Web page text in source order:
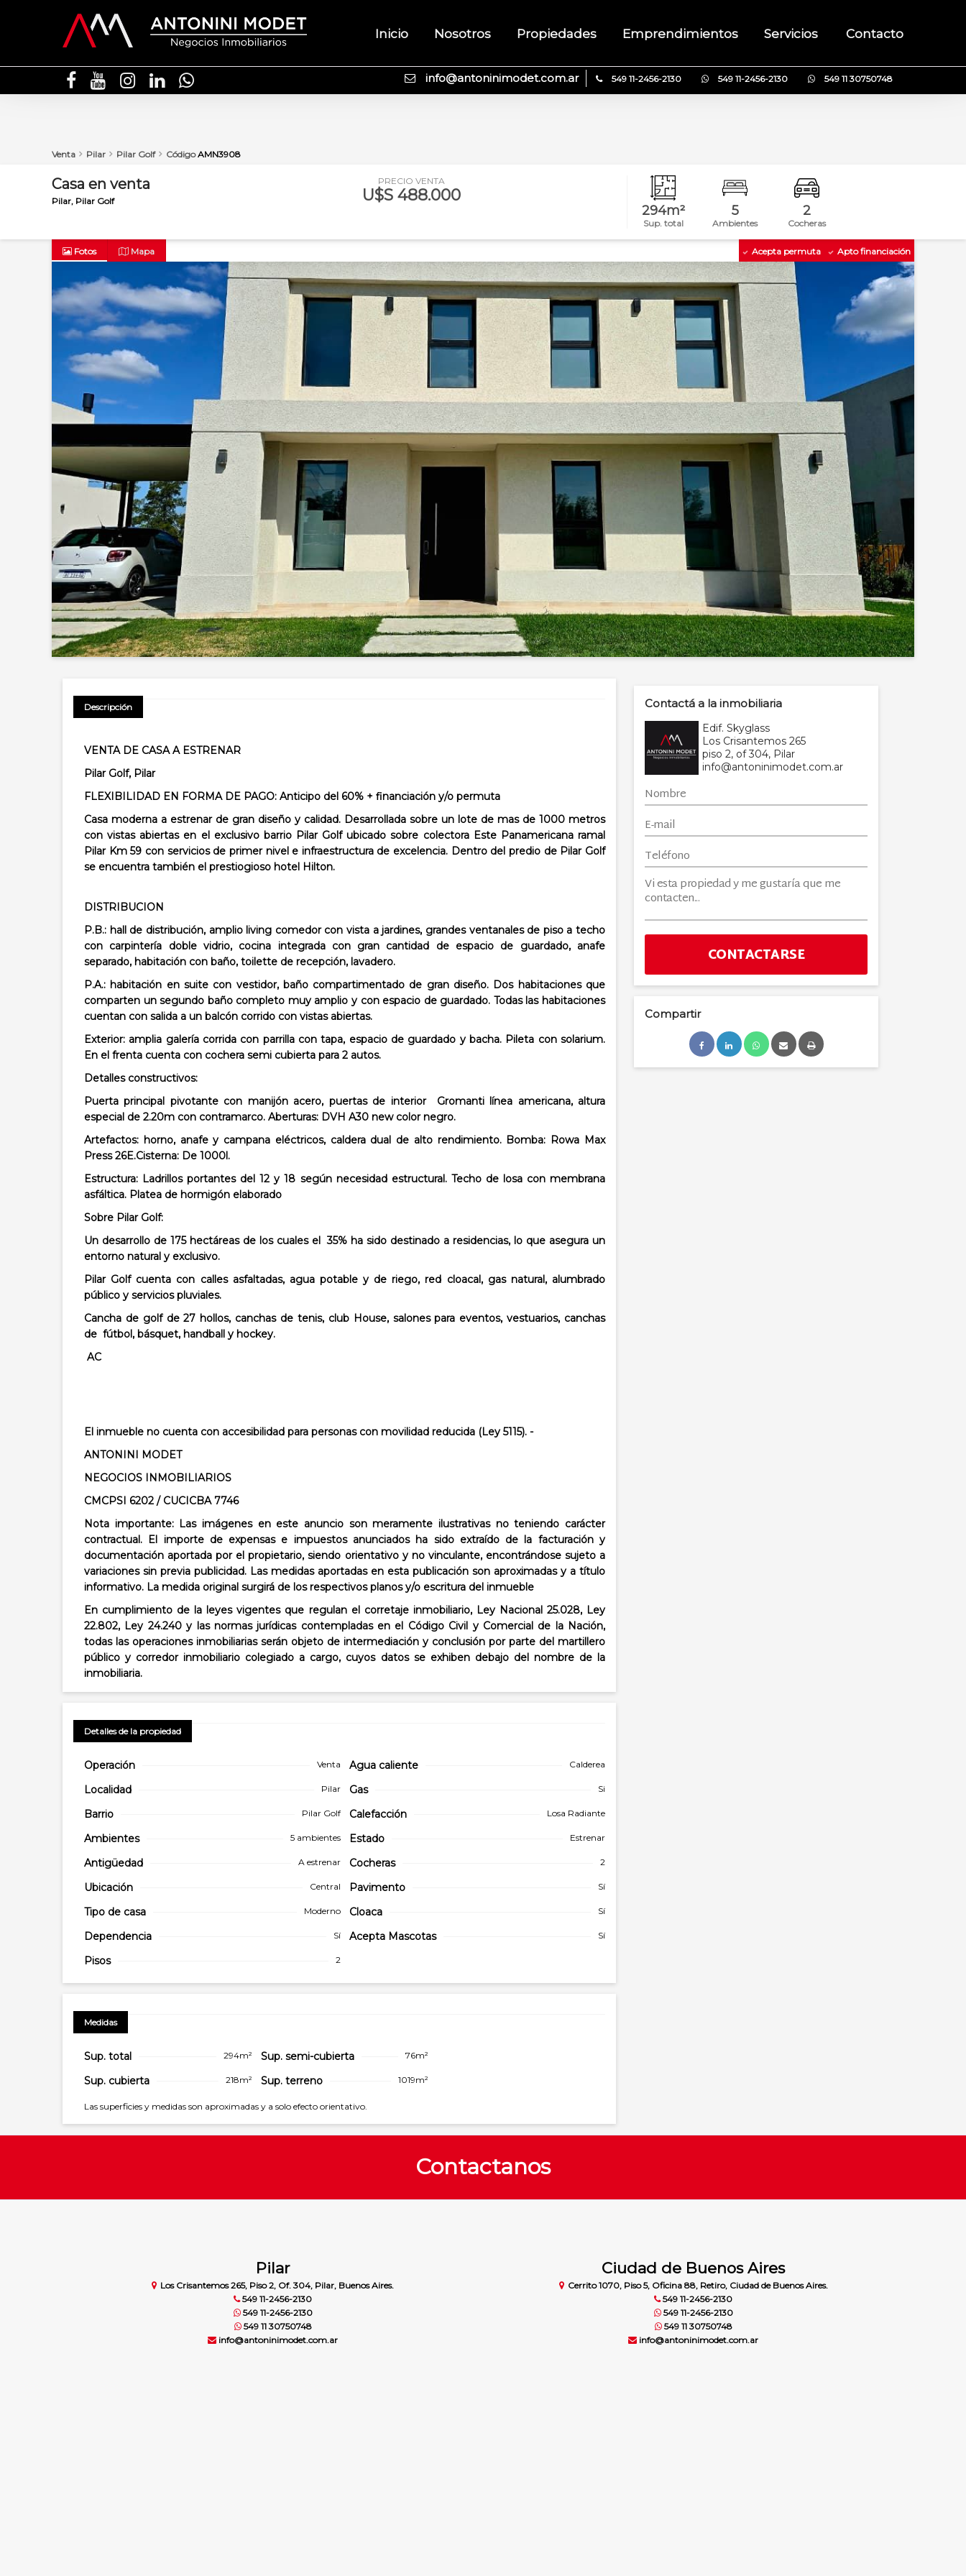
Inicio Nosotros Propiedades Emprendimientos Servicios Contacto
info@antoninimodet.com.ar 549 11-2456-2130 549 11-2456-2130 549 11 30750748
Venta Pilar Pilar Golf Código AMN3908
Casa en venta
Pilar Pilar Golf
PRECIO VENTA
U$S 488.000
294m²
Sup. total
5
Ambientes
2
Cocheras
Fotos Mapa Apto financiación
Acepta permuta
Descripción
VENTA DE CASA A ESTRENAR
Pilar Golf, Pilar
FLEXIBILIDAD EN FORMA DE PAGO: Anticipo del 60% + financiación y/o permuta
Casa moderna a estrenar de gran diseño y calidad. Desarrollada sobre un lote de mas de 1000 metros
con vistas abiertas en el exclusivo barrio Pilar Golf ubicado sobre colectora Este Panamericana ramal
Pilar Km 59 con servicios de primer nivel e infraestructura de excelencia. Dentro del predio de Pilar Golf
se encuentra también el prestiogioso hotel Hilton.
DISTRIBUCION
P.B.: hall de distribución, amplio living comedor con vista a jardines, grandes ventanales de piso a techo
con carpintería doble vidrio, cocina integrada con gran cantidad de espacio de guardado, anafe
separado, habitación con baño, toilette de recepción, lavadero.
P.A.: habitación en suite con vestidor, baño compartimentado de gran diseño. Dos habitaciones que
comparten un segundo baño completo muy amplio y con espacio de guardado. Todas las habitaciones
cuentan con salida a un balcón corrido con vistas abiertas.
Exterior: amplia galería corrida con parrilla con tapa, espacio de guardado y bacha. Pileta con solarium.
En el frenta cuenta con cochera semi cubierta para 2 autos.
Detalles constructivos:
Puerta principal pivotante con manijón acero, puertas de interior Gromanti línea americana, altura
especial de 2.20m con contramarco. Aberturas: DVH A30 new color negro.
Artefactos: horno, anafe y campana eléctricos, caldera dual de alto rendimiento. Bomba: Rowa Max
Press 26E.Cisterna: De 1000l.
Estructura: Ladrillos portantes del 12 y 18 según necesidad estructural. Techo de losa con membrana
asfáltica. Platea de hormigón elaborado
Sobre Pilar Golf:
Un desarrollo de 175 hectáreas de los cuales el 35% ha sido destinado a residencias, lo que asegura un
entorno natural y exclusivo.
Pilar Golf cuenta con calles asfaltadas, agua potable y de riego, red cloacal, gas natural, alumbrado
público y servicios pluviales.
Cancha de golf de 27 hollos, canchas de tenis, club House, salones para eventos, vestuarios, canchas
de fútbol, básquet, handball y hockey.
AC
El inmueble no cuenta con accesibilidad para personas con movilidad reducida (Ley 5115). -
ANTONINI MODET
NEGOCIOS INMOBILIARIOS
CMCPSI 6202 / CUCICBA 7746
Nota importante: Las imágenes en este anuncio son meramente ilustrativas no teniendo carácter
contractual. El importe de expensas e impuestos anunciados ha sido extraído de la facturación y
documentación aportada por el propietario, siendo orientativo y no vinculante, encontrándose sujeto a
variaciones sin previa publicidad. Las medidas aportadas en esta publicación son aproximadas y a título
informativo. La medida original surgirá de los respectivos planos y/o escritura del inmueble
En cumplimiento de la leyes vigentes que regulan el corretaje inmobiliario, Ley Nacional 25.028, Ley
22.802, Ley 24.240 y las normas jurídicas contempladas en el Código Civil y Comercial de la Nación,
todas las operaciones inmobiliarias serán objeto de intermediación y conclusión por parte del martillero
público y corredor inmobiliario colegiado a cargo, cuyos datos se exhiben debajo del nombre de la
inmobiliaria.
Detalles de la propiedad
Operación Venta
Localidad Pilar
Barrio Pilar Golf
Ambientes 5 ambientes
Antigüedad A estrenar
Ubicación Central
Tipo de casa Moderno
Dependencia Sí
Pisos 2
Agua caliente Calderea
Gas Si
Calefacción Losa Radiante
Estado Estrenar
Cocheras 2
Pavimento Sí
Cloaca Sí
Acepta Mascotas Sí
Medidas
Sup. total 294m²
Sup. cubierta 218m²
Sup. semi-cubierta 76m²
Sup. terreno 1019m²
Las superficies y medidas son aproximadas y a solo efecto orientativo.
Contactá a la inmobiliaria
Edif. Skyglass
Los Crisantemos 265
piso 2, of 304, Pilar
info@antoninimodet.com.ar
CONTACTARSE
Compartir
Contactanos
Pilar
Los Crisantemos 265, Piso 2, Of. 304, Pilar, Buenos Aires.
549 11-2456-2130
549 11-2456-2130
549 11 30750748
info@antoninimodet.com.ar
Ciudad de Buenos Aires
Cerrito 1070, Piso 5, Oficina 88, Retiro, Ciudad de Buenos Aires.
549 11-2456-2130
549 11-2456-2130
549 11 30750748
info@antoninimodet.com.ar